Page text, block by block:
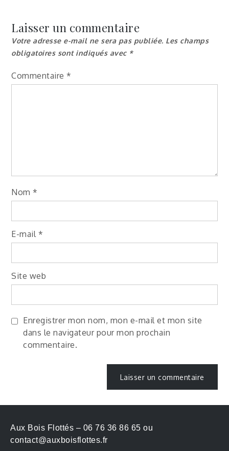
Laisser un commentaire
Votre adresse e-mail ne sera pas publiée. Les champs
obligatoires sont indiqués avec *
Commentaire *
Nom *
E-mail *
Site web
Enregistrer mon nom, mon e-mail et mon site
dans le navigateur pour mon prochain
commentaire.
Aux Bois Flottés – 06 76 36 86 65 ou
contact@auxboisflottes.fr